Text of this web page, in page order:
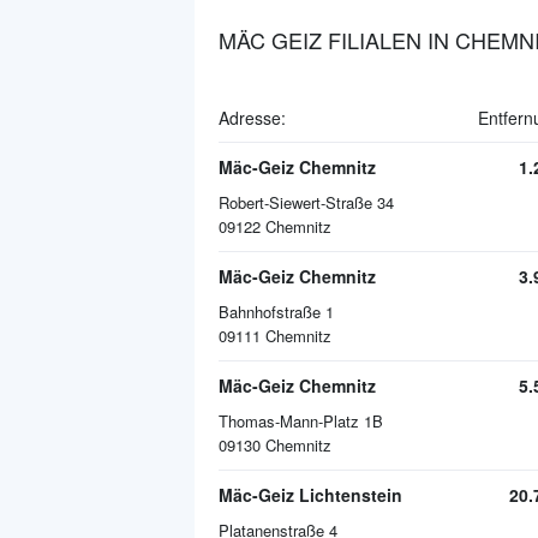
MÄC GEIZ FILIALEN IN
Adresse:
Mäc-Geiz Chemnitz
Robert-Siewert-Straße 34
09122 Chemnitz
Mäc-Geiz Chemnitz
Bahnhofstraße 1
09111 Chemnitz
Mäc-Geiz Chemnitz
Thomas-Mann-Platz 1B
09130 Chemnitz
Mäc-Geiz Lichtenstein
Platanenstraße 4